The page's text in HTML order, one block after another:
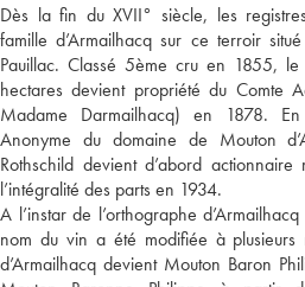
Dès la fin du XVII° siècle, les
famille d’Armailhacq sur ce terroir
Pauillac. Classé 5ème cru en 1855,
hectares devient propriété du Comte
Madame Darmailhacq) en 1878.
Anonyme du domaine de Mouton
Rothschild devient d’abord
l’intégralité des parts en 1934.
A l’instar de l’orthographe
nom du vin a été modifiée à
d’Armailhacq devient Mouton Baron